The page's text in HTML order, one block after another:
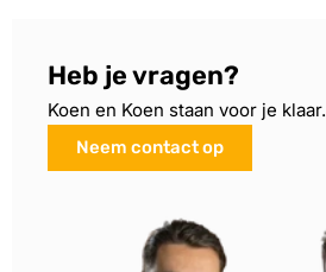
Heb je vragen?
Koen en Koen staan voor je klaar.
Neem contact op